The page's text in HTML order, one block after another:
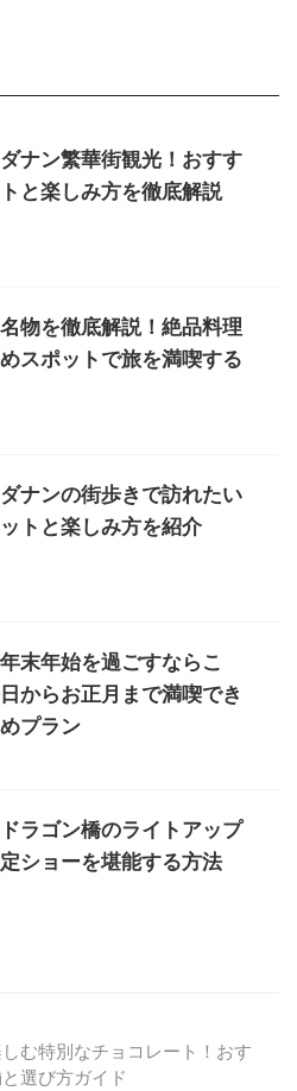
ナン繁華街観光！おすす
と楽しみ方を徹底解説
物を徹底解説！絶品料理
スポットで旅を満喫する
ナンの街歩きで訪れたい
トと楽しみ方を紹介
末年始を過ごすならこ
からお正月まで満喫でき
プラン
ラゴン橋のライトアップ
ショーを堪能する方法
む特別なチョコレート！おす
選び方ガイド